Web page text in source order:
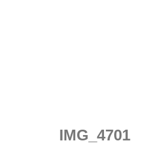
IMG_4701